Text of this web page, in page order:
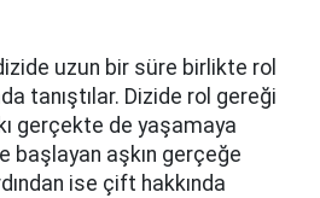
uzun bir süre birlikte rol
tanıştılar. Dizide rol gereği
gerçekte de yaşamaya
başlayan aşkın gerçeğe
ise çift hakkında